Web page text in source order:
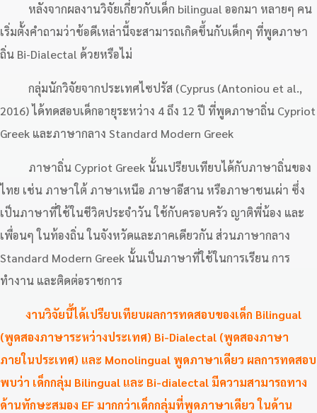
หลังจากผลงานวิจัยเกี่ยวกับเด็ก bilingual ออกมา หลายๆ คน
เริ่มตั้งคำถามว่าข้อดีเหล่านี้จะสามารถเกิดขึ้นกับเด็กๆ ที่พูดภาษา
ถิ่น Bi-Dialectal ด้วยหรือไม่
กลุ่มนักวิจัยจากประเทศไซปรัส (Cyprus (Antoniou et al.,
2016) ได้ทดสอบเด็กอายุระหว่าง 4 ถึง 12 ปี ที่พูดภาษาถิ่น Cypriot
Greek และภาษากลาง Standard Modern Greek
ภาษาถิ่น Cypriot Greek นั้นเปรียบเทียบได้กับภาษาถิ่นของ
ไทย เช่น ภาษาใต้ ภาษาเหนือ ภาษาอีสาน หรือภาษาชนเผ่า ซึ่ง
เป็นภาษาที่ใช้ในชีวิตประจำวัน ใช้กับครอบครัว ญาติพี่น้อง และ
เพื่อนๆ ในท้องถิ่น ในจังหวัดและภาคเดียวกัน ส่วนภาษากลาง
Standard Modern Greek นั้นเป็นภาษาที่ใช้ในการเรียน การ
ทำงาน และติดต่อราชการ
งานวิจัยนี้ได้เปรียบเทียบผลการทดสอบของเด็ก Bilingual
(พูดสองภาษาระหว่างประเทศ) Bi-Dialectal (พูดสองภาษา
ภายในประเทศ) และ Monolingual พูดภาษาเดียว ผลการทดสอบ
พบว่า เด็กกลุ่ม Bilingual และ Bi-dialectal มีความสามารถทาง
ด้านทักษะสมอง EF มากกว่าเด็กกลุ่มที่พูดภาษาเดียว ในด้าน